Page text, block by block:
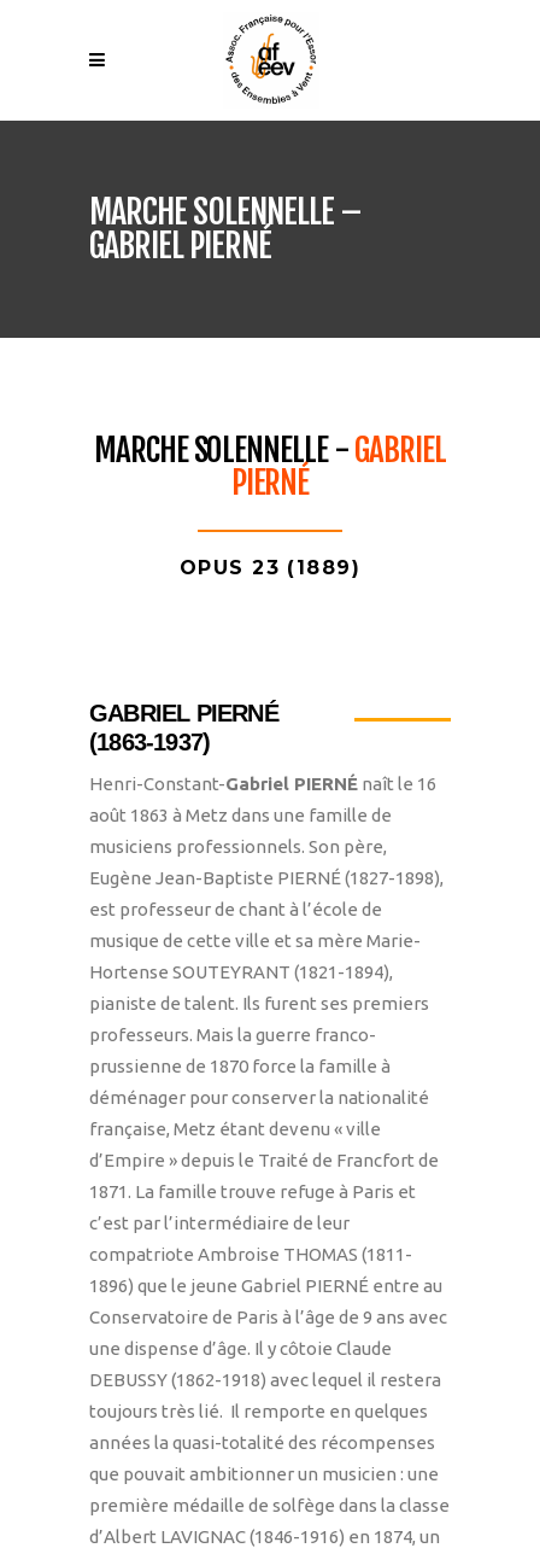
MARCHE SOLENNELLE –
GABRIEL PIERNÉ
MARCHE SOLENNELLE -GABRIEL
PIERNÉ
OPUS 23 (1889)
GABRIEL PIERNÉ
(1863-1937)
Henri-Constant-Gabriel PIERNÉ naît le 16
août 1863 à Metz dans une famille de
musiciens professionnels. Son père,
Eugène Jean-Baptiste PIERNÉ (1827-1898),
est professeur de chant à l’école de
musique de cette ville et sa mère Marie-
Hortense SOUTEYRANT (1821-1894),
pianiste de talent. Ils furent ses premiers
professeurs. Mais la guerre franco-
prussienne de 1870 force la famille à
déménager pour conserver la nationalité
française, Metz étant devenu « ville
d’Empire » depuis le Traité de Francfort de
1871. La famille trouve refuge à Paris et
c’est par l’intermédiaire de leur
compatriote Ambroise THOMAS (1811-
1896) que le jeune Gabriel PIERNÉ entre au
Conservatoire de Paris à l’âge de 9 ans avec
une dispense d’âge. Il y côtoie Claude
DEBUSSY (1862-1918) avec lequel il restera
toujours très lié. Il remporte en quelques
années la quasi-totalité des récompenses
que pouvait ambitionner un musicien : une
première médaille de solfège dans la classe
d’Albert LAVIGNAC (1846-1916) en 1874, un